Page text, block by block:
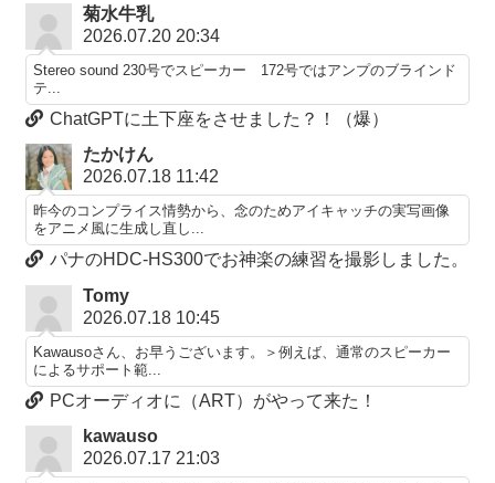
菊水牛乳
2026.07.20 20:34
Stereo sound 230号でスピーカー 172号ではアンプのブラインド
テ...
ChatGPTに土下座をさせました？！（爆）
たかけん
2026.07.18 11:42
昨今のコンプライス情勢から、念のためアイキャッチの実写画像
をアニメ風に生成し直し...
パナのHDC-HS300でお神楽の練習を撮影しました。
Tomy
2026.07.18 10:45
Kawausoさん、お早うございます。＞例えば、通常のスピーカー
によるサポート範...
PCオーディオに（ART）がやって来た！
kawauso
2026.07.17 21:03